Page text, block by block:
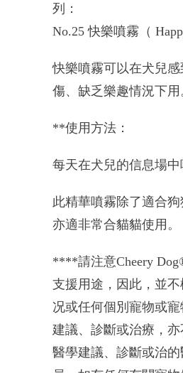
列：
No.25 快樂噴霧（
快樂噴霧可以在犬兒
傷、缺乏樂趣情況下用
**使用方法：
每天在犬兒的信息場中
此精華噴霧除了適合狗
亦適非常合貓貓使用 。
****請注意Cheery
支援用途，因此， 並
况或任何個別寵物或
建議、 診斷或治療，
醫學建議、 診斷或治的